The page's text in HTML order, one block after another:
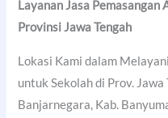
Layanan Jasa
Provinsi Jawa Tengah
Lokasi Kami dalam
untuk Sekolah di Prov. Jawa
Banjarnegara, Kab.